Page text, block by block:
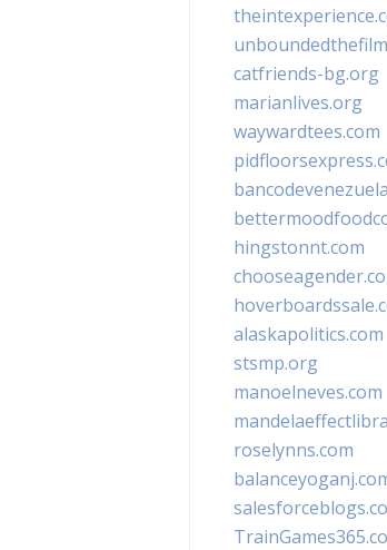
catfriends-bg.org
marianlives.org
waywardtees.com
hingstonnt.com
alaskapolitics.com
stsmp.org
manoelneves.com
roselynns.com